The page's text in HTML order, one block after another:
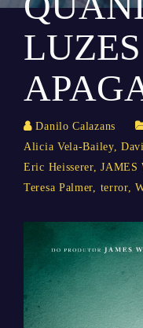
Danilo Calazans
Alicia Vela-Bailey,
Eric Heisserer,JAMES
Teresa Palmer, terror,